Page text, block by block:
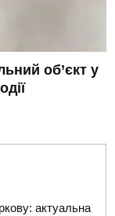
об’єкт у
актуальна